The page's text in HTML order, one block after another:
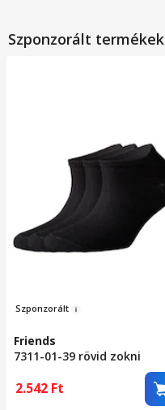
Szponzorált termékek
Szponzorált
Friends
7311-01-39 rövid zokni
pamut/elasztán, 39-42 EU,
2.542 Ft